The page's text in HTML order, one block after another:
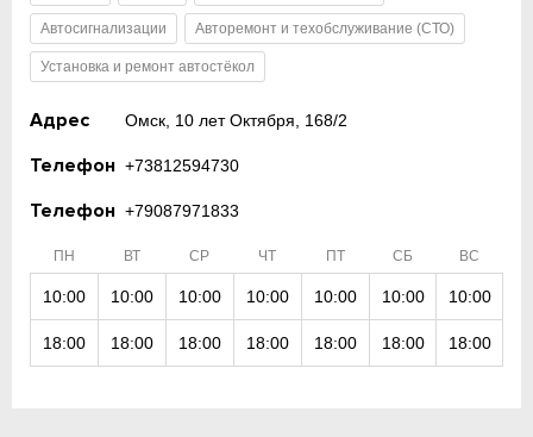
Автосигнализации Авторемонт и техобслуживание (СТО)
Установка и ремонт автостёкол
Адрес Омск, 10 лет Октября, 168/2
Телефон +73812594730
Телефон +79087971833
ПН ВТ СР ЧТ ПТ СБ ВС
10:00 10:00 10:00 10:00 10:00 10:00 10:00
18:00 18:00 18:00 18:00 18:00 18:00 18:00